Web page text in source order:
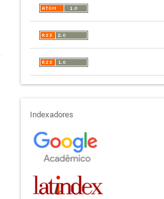
indexadores
Indexadores